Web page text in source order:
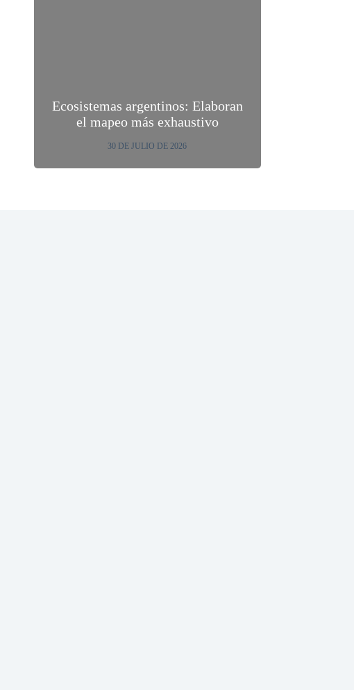
Ecosistemas argentinos: Elaboran
el mapeo más exhaustivo
30 DE JULIO DE 2026